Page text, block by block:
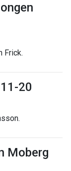
Frick.
20
Moberg